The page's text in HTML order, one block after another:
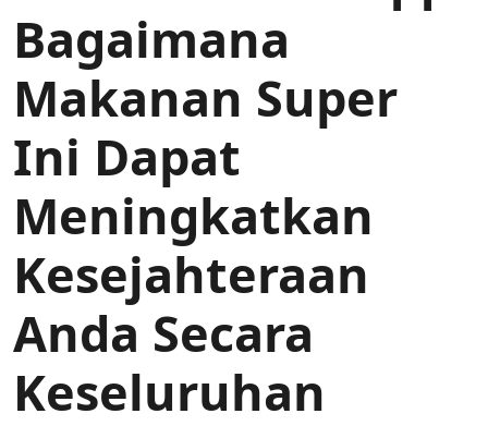
Bagaimana
Makanan Super
Ini Dapat
Meningkatkan
Kesejahteraan
Anda Secara
Keseluruhan